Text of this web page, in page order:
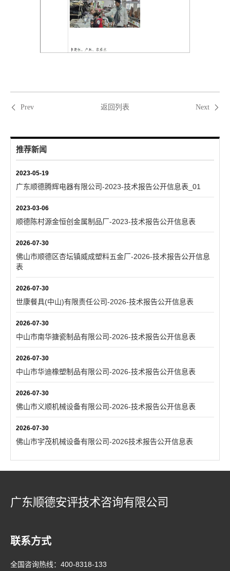
Prev 返回列表 Next
推荐新闻
2023-05-19
广东顺德腾辉电器有限公司-2023-技术报告公开信息表_01
2023-03-06
顺德陈村源金恒创金属制品厂-2023-技术报告公开信息表
2026-07-30
佛山市顺德区杏坛镇威成塑料五金厂-2026-技术报告公开信息
表
2026-07-30
世康餐具(中山)有限责任公司-2026-技术报告公开信息表
2026-07-30
中山市南华搪瓷制品有限公司-2026-技术报告公开信息表
2026-07-30
中山市华迪橡塑制品有限公司-2026-技术报告公开信息表
2026-07-30
佛山市义顺机械设备有限公司-2026-技术报告公开信息表
2026-07-30
佛山市宇茂机械设备有限公司-2026技术报告公开信息表
广东顺德安评技术咨询有限公司
联系方式
全国咨询热线： 400-8318-133